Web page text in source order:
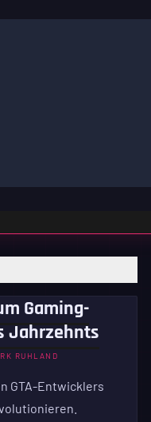
Gaming-
Jahrzehnts
RUHLAND
GTA-Entwicklers